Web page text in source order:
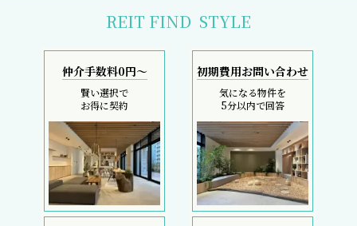
REIT FIND STYLE
仲介手数料0円～
賢い選択で
お得に契約
初期費用お問い合わせ
気になる物件を
5分以内で回答